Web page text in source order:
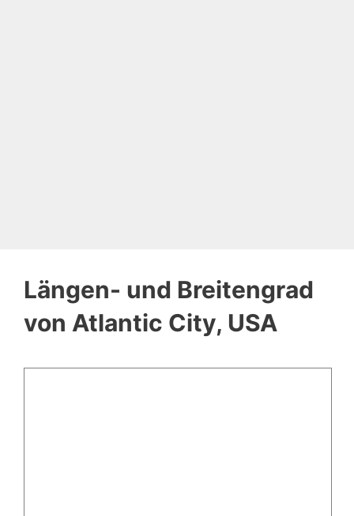
Längen- und Breitengrad
von Atlantic City, USA